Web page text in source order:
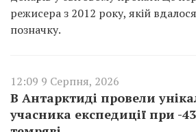
режисера з 2012 року, якій
позначку.
12:09 9 Серпня, 2026
В Антарктиді провели
учасника експедиції при -43